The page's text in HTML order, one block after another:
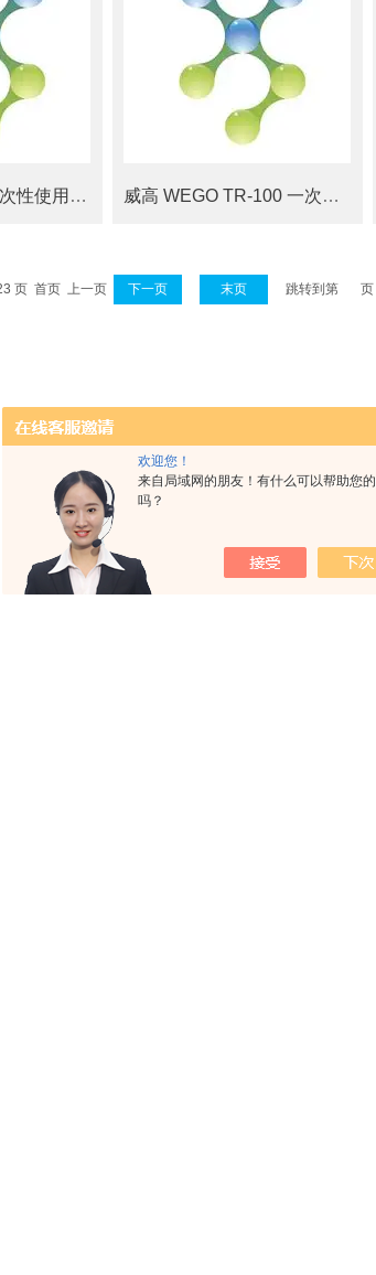
欢迎您！
来自局域网的朋友！有什么可以帮助您的
吗？
TR-100 100mL一次性使用塑料血袋（空袋） 威高 WEGO TR-100 一次性使用塑料血袋
页 首页 上一页 下一页 末页 跳转到第 页